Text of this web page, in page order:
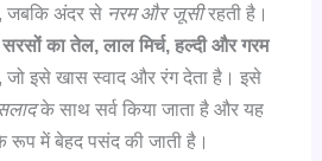
जबकि अंदर से नरम और जूसीरहती है।
सरसों का तेल, लाल मिर्च, हल्दी और गरम
जो इसे खास स्वाद और रंग देता है। इसे
के साथ सर्व किया जाता है और यह
रूप में बेहद पसंद की जाती है।